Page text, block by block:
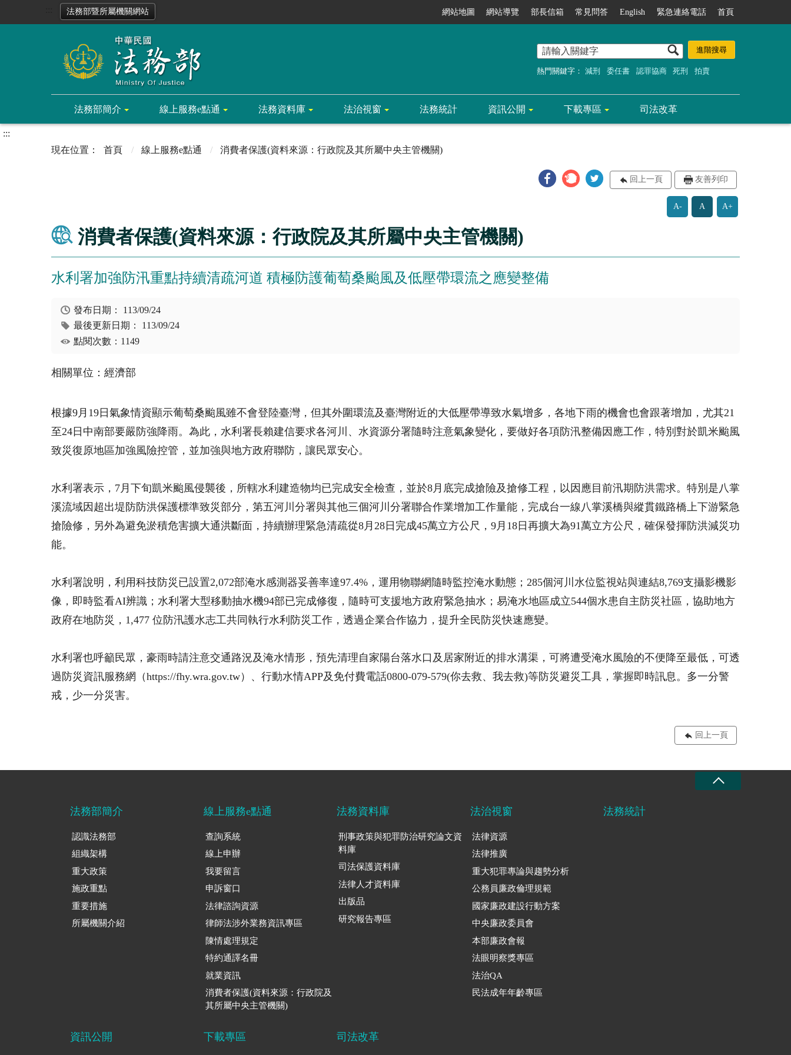
法務部暨所屬機關網站 網站地圖 網站導覽 部長信箱 常見問答 English 緊急連絡電話 首頁
熱門關鍵字： 減刑 委任書 認罪協商 死刑 拍賣
法務部簡介 線上服務e點通 法務資料庫 法治視窗 法務統計 資訊公開 下載專區 司法改革
:::
首頁
線上服務e點通 消費者保護(資料來源：行政院及其所屬中央主管機關)
回上一頁 友善列印
A- A A+
消費者保護(資料來源：行政院及其所屬中央主管機關)
水利署加強防汛重點持續清疏河道 積極防護葡萄桑颱風及低壓帶環流之應變整備
發布日期： 113/09/24
最後更新日期： 113/09/24
點閱次數：1149
相關單位：經濟部
根據9月19日氣象情資顯示葡萄桑颱風雖不會登陸臺灣，但其外圍環流及臺灣附近的大低壓帶導致水氣增多，各地下雨的機會也會跟著增加，尤其21
至24日中南部要嚴防強降雨。為此，水利署長賴建信要求各河川、水資源分署隨時注意氣象變化，要做好各項防汛整備因應工作，特別對於凱米颱風
致災復原地區加強風險控管，並加強與地方政府聯防，讓民眾安心。
水利署表示，7月下旬凱米颱風侵襲後，所轄水利建造物均已完成安全檢查，並於8月底完成搶險及搶修工程，以因應目前汛期防洪需求。特別是八掌
溪流域因超出堤防防洪保護標準致災部分，第五河川分署與其他三個河川分署聯合作業增加工作量能，完成台一線八掌溪橋與縱貫鐵路橋上下游緊急
搶險修，另外為避免淤積危害擴大通洪斷面，持續辦理緊急清疏從8月28日完成45萬立方公尺，9月18日再擴大為91萬立方公尺，確保發揮防洪減災功
能。
水利署說明，利用科技防災已設置2,072部淹水感測器妥善率達97.4%，運用物聯網隨時監控淹水動態；285個河川水位監視站與連結8,769支攝影機影
像，即時監看AI辨識；水利署大型移動抽水機94部已完成修復，隨時可支援地方政府緊急抽水；易淹水地區成立544個水患自主防災社區，協助地方
政府在地防災，1,477 位防汛護水志工共同執行水利防災工作，透過企業合作協力，提升全民防災快速應變。
水利署也呼籲民眾，豪雨時請注意交通路況及淹水情形，預先清理自家陽台落水口及居家附近的排水溝渠，可將遭受淹水風險的不便降至最低，可透
過防災資訊服務網（https://fhy.wra.gov.tw）、行動水情APP及免付費電話0800-079-579(你去救、我去救)等防災避災工具，掌握即時訊息。多一分警
戒，少一分災害。
回上一頁
法務部簡介
認識法務部
組織架構
重大政策
施政重點
重要措施
所屬機關介紹
線上服務e點通
查詢系統
線上申辦
我要留言
申訴窗口
法律諮詢資源
律師法涉外業務資訊專區
陳情處理規定
特約通譯名冊
就業資訊
消費者保護(資料來源：行政院及
其所屬中央主管機關)
法務資料庫
刑事政策與犯罪防治研究論文資
料庫
司法保護資料庫
法律人才資料庫
出版品
研究報告專區
法治視窗
法律資源
法律推廣
重大犯罪專論與趨勢分析
公務員廉政倫理規範
國家廉政建設行動方案
中央廉政委員會
本部廉政會報
法眼明察獎專區
法治QA
民法成年年齡專區
法務統計
資訊公開 下載專區 司法改革